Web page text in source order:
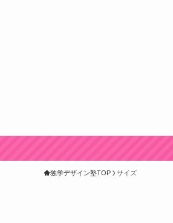
独学デザイン塾TOP サイズ